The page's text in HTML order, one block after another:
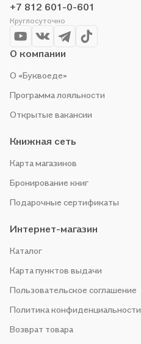
+7 812 601-0-601
Круглосуточно
О компании
О «Буквоеде»
Программа лояльности
Открытые вакансии
Книжная сеть
Карта магазинов
Бронирование книг
Подарочные сертификаты
Интернет-магазин
Каталог
Карта пунктов выдачи
Пользовательское соглашение
Политика конфиденциальности
Возврат товара